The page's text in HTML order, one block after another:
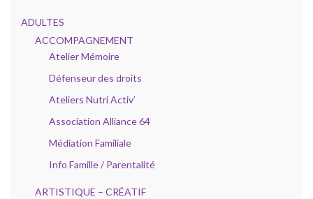
ADULTES
ACCOMPAGNEMENT
Atelier Mémoire
Défenseur des droits
Ateliers Nutri Activ’
Association Alliance 64
Médiation Familiale
Info Famille / Parentalité
ARTISTIQUE – CRÉATIF